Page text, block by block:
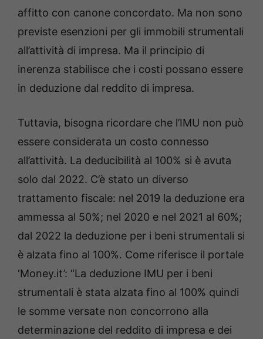
affitto con canone concordato. Ma non sono
previste esenzioni per gli immobili strumentali
all’attività di impresa. Ma il principio di
inerenza stabilisce che i costi possano essere
in deduzione dal reddito di impresa.
Tuttavia, bisogna ricordare che l’IMU non può
essere considerata un costo connesso
all’attività. La deducibilità al 100% si è avuta
solo dal 2022. C’è stato un diverso
trattamento fiscale: nel 2019 la deduzione era
ammessa al 50%; nel 2020 e nel 2021 al 60%;
dal 2022 la deduzione per i beni strumentali si
è alzata fino al 100%. Come riferisce il portale
‘Money.it’: “La deduzione IMU per i beni
strumentali è stata alzata fino al 100% quindi
le somme versate non concorrono alla
determinazione del reddito di impresa e dei